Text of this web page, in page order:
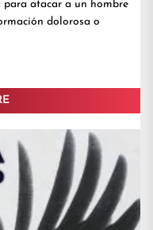
para atacar a un hombre
dolorosa o